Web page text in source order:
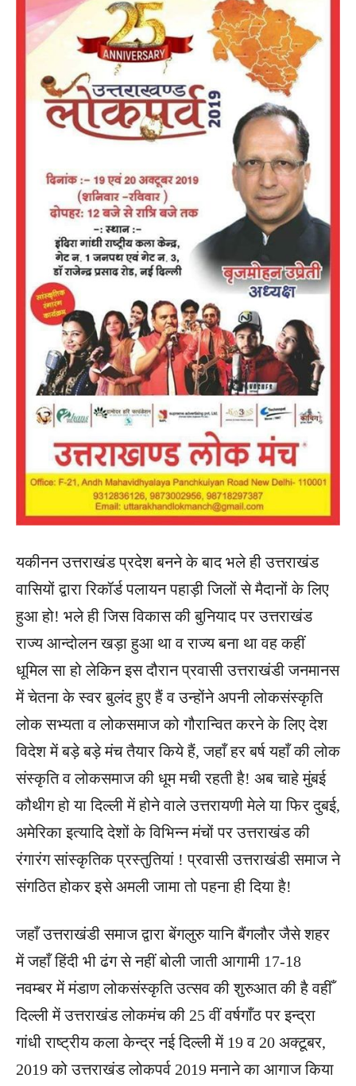
यकीनन उत्तराखंड प्रदेश बनने के बाद भले ही उत्तराखंड
वासियों द्वारा रिकॉर्ड पलायन पहाड़ी जिलों से मैदानों के लिए
हुआ हो! भले ही जिस विकास की बुनियाद पर उत्तराखंड
राज्य आन्दोलन खड़ा हुआ था व राज्य बना था वह कहीं
धूमिल सा हो लेकिन इस दौरान प्रवासी उत्तराखंडी जनमानस
में चेतना के स्वर बुलंद हुए हैं व उन्होंने अपनी लोकसंस्कृति
लोक सभ्यता व लोकसमाज को गौरान्वित करने के लिए देश
विदेश में बड़े बड़े मंच तैयार किये हैं, जहाँ हर बर्ष यहाँ की लोक
संस्कृति व लोकसमाज की धूम मची रहती है! अब चाहे मुंबई
कौथीग हो या दिल्ली में होने वाले उत्तरायणी मेले या फिर दुबई,
अमेरिका इत्यादि देशों के विभिन्न मंचों पर उत्तराखंड की
रंगारंग सांस्कृतिक प्रस्तुतियां ! प्रवासी उत्तराखंडी समाज ने
संगठित होकर इसे अमली जामा तो पहना ही दिया है!
जहाँ उत्तराखंडी समाज द्वारा बेंगलुरु यानि बैंगलौर जैसे शहर
में जहाँ हिंदी भी ढंग से नहीं बोली जाती आगामी 17-18
नवम्बर में मंडाण लोकसंस्कृति उत्सव की शुरुआत की है वहीँ
दिल्ली में उत्तराखंड लोकमंच की 25 वीं वर्षगाँठ पर इन्द्रा
गांधी राष्ट्रीय कला केन्द्र नई दिल्ली में 19 व 20 अक्टूबर,
2019 को उत्तराखंड लोकपर्व 2019 मनाने का आगाज किया